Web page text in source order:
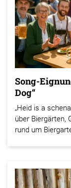
Song-
Dog“
„Heid is a
über Biergärten,
rund um